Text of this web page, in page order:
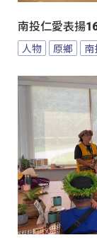
南投仁愛表揚
人物 原鄉 南